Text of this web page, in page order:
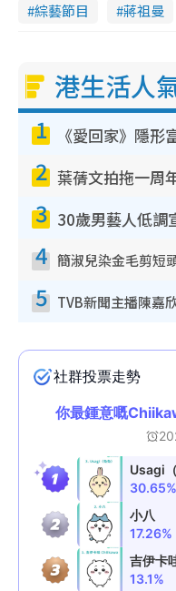
綜藝節目 蔣祖曼
港生活人
1
2
3
4
5